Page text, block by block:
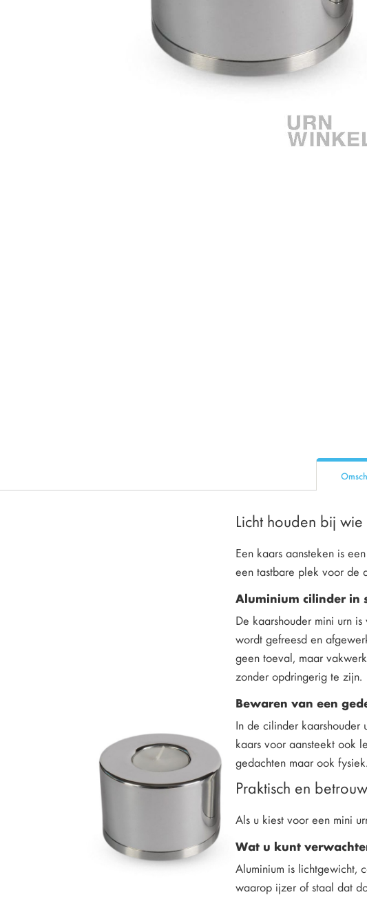
Licht houden bij
Een kaars aansteken is
een tastbare plek voor de
Aluminium cilinder in
De kaarshouder mini urn
wordt gefreesd en
geen toeval, maar
zonder opdringerig te zijn.
Bewaren van een
In de cilinder
kaars voor aansteekt ook
gedachten maar ook
Praktisch en
Als u kiest voor een mini
Wat u kunt
Aluminium is lichtgewicht,
waarop ijzer of staal dat